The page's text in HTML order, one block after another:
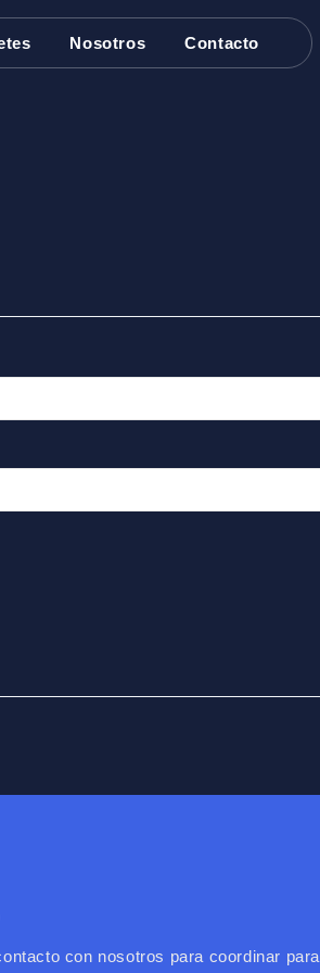
Nosotros Contacto
con nosotros para coordinar para